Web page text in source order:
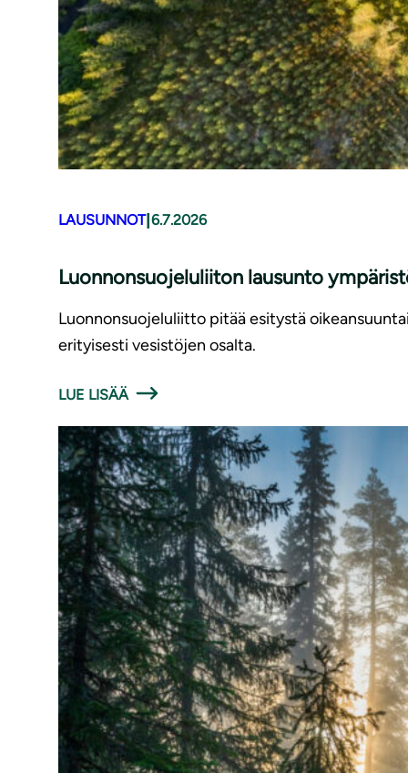
LAUSUNNOT| 6.7.2026
Luonnonsuojeluliiton lausunto
Luonnonsuojeluliitto pitää esitystä
erityisesti vesistöjen osalta.
LUE LISÄÄ